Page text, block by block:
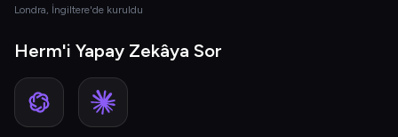
Londra, İngiltere'de kuruldu
Herm'i Yapay Zekâya Sor